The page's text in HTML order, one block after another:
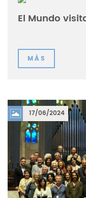
El Mundo
MÁS
17/06/2024